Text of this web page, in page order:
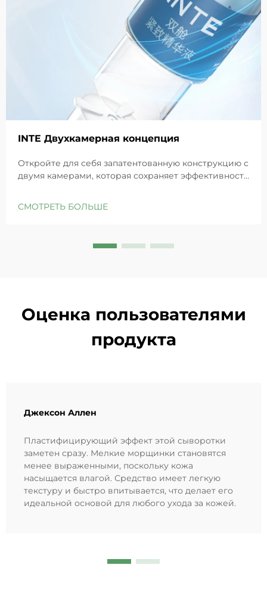
INTE Двухкамерная концепция
Откройте для себя запатентованную конструкцию с
двумя камерами, которая сохраняет эффективность
восстанавливает барьеры чувствительной кожи.
СМОТРЕТЬ БОЛЬШЕ
Оценка пользователями
продукта
Джексон Аллен
Пластифицирующий эффект этой сыворотки
заметен сразу. Мелкие морщинки становятся
менее выраженными, поскольку кожа
насыщается влагой. Средство имеет легкую
текстуру и быстро впитывается, что делает его
идеальной основой для любого ухода за кожей.